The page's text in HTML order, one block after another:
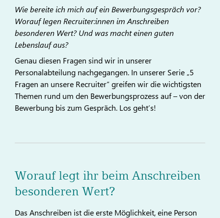
Wie bereite ich mich auf ein Bewerbungsgespräch vor?
Worauf legen Recruiter:innen im Anschreiben
besonderen Wert? Und was macht einen guten
Lebenslauf aus?
Genau diesen Fragen sind wir in unserer
Personalabteilung nachgegangen. In unserer Serie „5
Fragen an unsere Recruiter“ greifen wir die wichtigsten
Themen rund um den Bewerbungsprozess auf – von der
Bewerbung bis zum Gespräch. Los geht’s!
Worauf legt ihr beim Anschreiben
besonderen Wert?
Das Anschreiben ist die erste Möglichkeit, eine Person